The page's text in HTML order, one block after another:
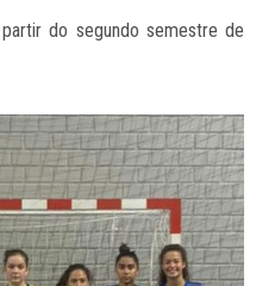
do segundo semestre de